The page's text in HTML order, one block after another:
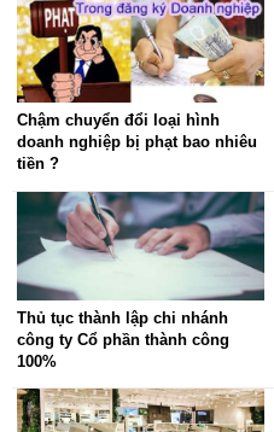
Chậm chuyển đổi loại hình
doanh nghiệp bị phạt bao nhiêu
tiền ?
Thủ tục thành lập chi nhánh
công ty Cổ phần thành công
100%